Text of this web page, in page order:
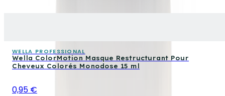
WELLA PROFESSIONAL
Wella ColorMotion Masque Restructurant Pour
Cheveux Colorés Monodose 15 ml
0,95 €